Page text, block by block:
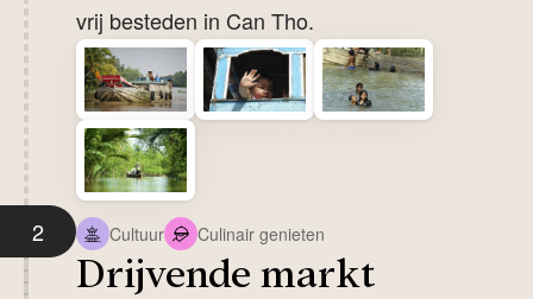
vrij besteden in Can Tho.
2 Cultuur Culinair genieten
Drijvende markt